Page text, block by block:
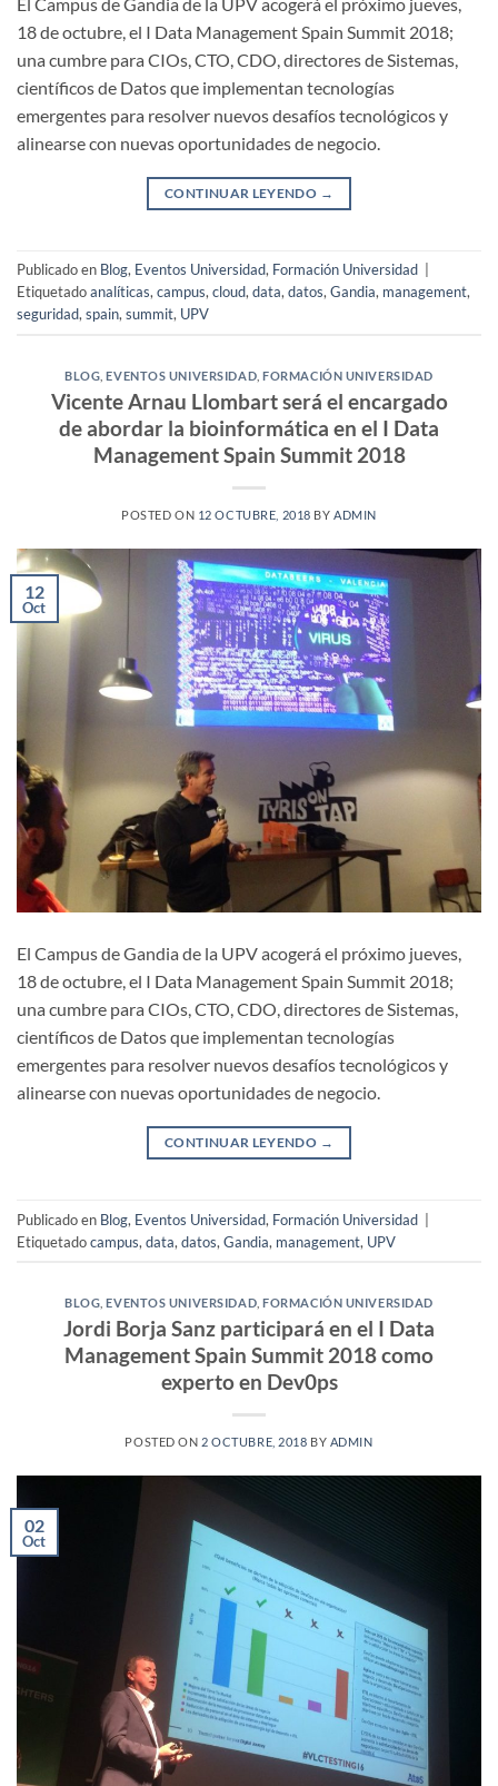
18 de octubre, el I Data Management Spain Summit 2018;
una cumbre para CIOs, CTO, CDO, directores de Sistemas,
científicos de Datos que implementan tecnologías
emergentes para resolver nuevos desafíos tecnológicos y
alinearse con nuevas oportunidades de negocio.
CONTINUAR LEYENDO →
Publicado en Blog, Eventos Universidad, Formación Universidad
Etiquetadoanalíticas,campus,cloud,data,datos,Gandia, management,
seguridad,spain,summit, UPV
BLOG ,EVENTOS UNIVERSIDAD ,FORMACIÓN UNIVERSIDAD
Vicente Arnau Llombart será el encargado
de abordar la bioinformática en el I Data
Management Spain Summit 2018
POSTED ON 12 OCTUBRE, 2018 BY ADMIN
12
Oct
El Campus de Gandia de la UPV acogerá el próximo jueves,
18 de octubre, el I Data Management Spain Summit 2018;
una cumbre para CIOs, CTO, CDO, directores de Sistemas,
científicos de Datos que implementan tecnologías
emergentes para resolver nuevos desafíos tecnológicos y
alinearse con nuevas oportunidades de negocio.
CONTINUAR LEYENDO →
Publicado en Blog, Eventos Universidad, Formación Universidad
Etiquetadocampus, data, datos, Gandia, management, UPV
BLOG ,EVENTOS UNIVERSIDAD ,FORMACIÓN UNIVERSIDAD
Jordi Borja Sanz participará en el I Data
Management Spain Summit 2018 como
experto en Dev0ps
POSTED ON 2 OCTUBRE, 2018 BY ADMIN
02
Oct